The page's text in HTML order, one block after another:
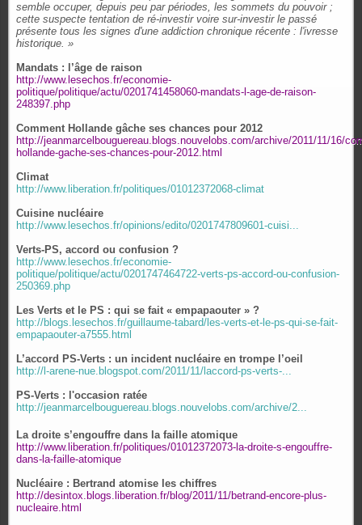
semble occuper, depuis peu par périodes, les sommets du pouvoir ;
cette suspecte tentation de ré-investir voire sur-investir le passé
présente tous les signes d'une addiction chronique récente : l'ivresse
historique. »
Mandats : l’âge de raison
http://www.lesechos.fr/economie-
politique/politique/actu/0201741458060-mandats-l-age-de-raison-
248397.php
Comment Hollande gâche ses chances pour 2012
http://jeanmarcelbouguereau.blogs.nouvelobs.com/archive/2011/11/16/
hollande-gache-ses-chances-pour-2012.html
Climat
http://www.liberation.fr/politiques/01012372068-climat
Cuisine nucléaire
http://www.lesechos.fr/opinions/edito/0201747809601-cuisi...
Verts-PS, accord ou confusion ?
http://www.lesechos.fr/economie-
politique/politique/actu/0201747464722-verts-ps-accord-ou-confusion-
250369.php
Les Verts et le PS : qui se fait « empapaouter » ?
http://blogs.lesechos.fr/guillaume-tabard/les-verts-et-le-ps-qui-se-fait-
empapaouter-a7555.html
L’accord PS-Verts : un incident nucléaire en trompe l’oeil
http://l-arene-nue.blogspot.com/2011/11/laccord-ps-verts-...
PS-Verts : l'occasion ratée
http://jeanmarcelbouguereau.blogs.nouvelobs.com/archive/2...
La droite s’engouffre dans la faille atomique
http://www.liberation.fr/politiques/01012372073-la-droite-s-engouffre-
dans-la-faille-atomique
Nucléaire : Bertrand atomise les chiffres
http://desintox.blogs.liberation.fr/blog/2011/11/betrand-encore-plus-
nucleaire.html